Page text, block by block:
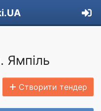
Ямпіль
Створити тендер